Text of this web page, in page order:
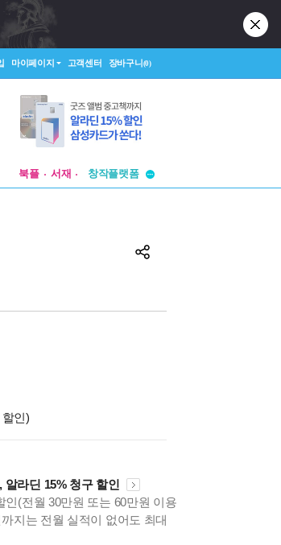
마이페이지 고객센터 장바구니(0)
북플 서재
투비컨티뉴드
인)
라딘 15% 청구 할인
인(전월 30만원 또는 60만원 이용
지는 전월 실적이 없어도 최대